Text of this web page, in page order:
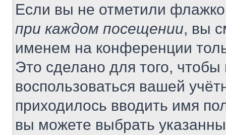
Если вы не отметили
при каждом посещении, вы
именем на конференции
Это сделано для того, чтобы
воспользоваться вашей
приходилось вводить имя
вы можете выбрать